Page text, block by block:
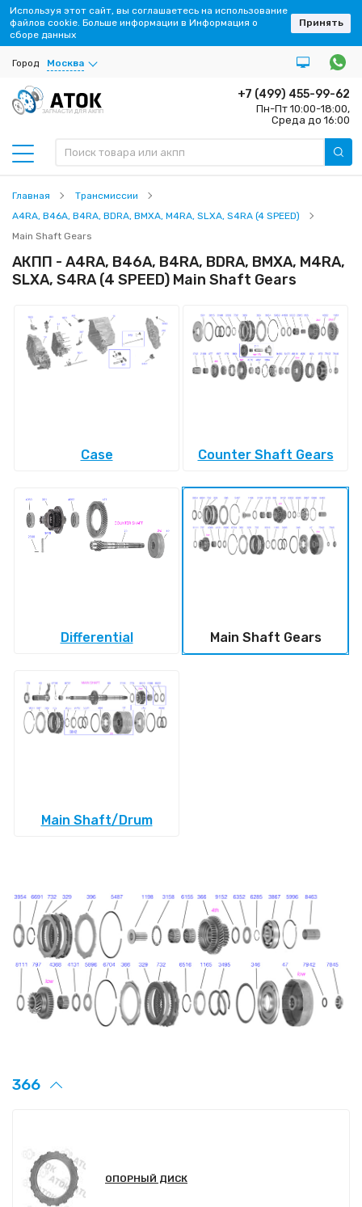
Город Москва
ЗАПЧАСТИ ДЛЯ АКПП
+7 (499) 455-99-62
Пн-Пт 10:00-18:00,
Среда до 16:00
Главная
Трансмиссии
A4RA, B46A, B4RA, BDRA, BMXA, M4RA, SLXA, S4RA (4 SPEED)
Main Shaft Gears
АКПП - A4RA, B46A, B4RA, BDRA, BMXA, M4RA,
SLXA, S4RA (4 SPEED) Main Shaft Gears
Case Counter Shaft Gears
Differential Main Shaft Gears
Main Shaft/Drum
366
ОПОРНЫЙ ДИСК
Используя этот сайт, вы соглашаетесь на использование
файлов cookie. Больше информации в Информация о
сборе данных
Принять